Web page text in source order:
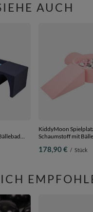
AUCH
KiddyMoon
Schaumstoff mit
pink:weiß/grau/
178,90 € / Stück